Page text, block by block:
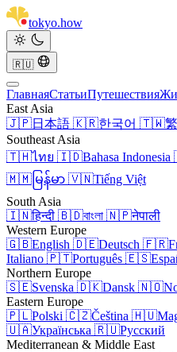
tokyo.how
🇷🇺
ГлавнаяСтатьиПутешествия
East Asia
🇯🇵日本語 🇰🇷한국어 🇹🇼
Southeast Asia
🇹🇭ไทย 🇮🇩Bahasa Indonesia
🇲🇲 မြန်မာ 🇻🇳Tiếng Việt
South Asia
🇮🇳हिन्दी 🇧🇩বাংলা 🇳🇵नेपाली
Western Europe
🇬🇧English 🇩🇪Deutsch 🇫🇷
Italiano 🇵🇹Português 🇪🇸
Northern Europe
🇸🇪Svenska 🇩🇰Dansk 🇳🇴
Eastern Europe
🇵🇱Polski 🇨🇿Čeština 🇭🇺
🇺🇦Українська 🇷🇺Русский
Mediterranean & Middle East